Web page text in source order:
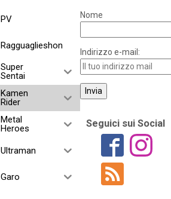
PV
Ragguaglieshon
Super
Sentai
Kamen
Rider
Metal
Heroes
Ultraman
Garo
Nome
Indirizzo e-mail:
Seguici sui Social